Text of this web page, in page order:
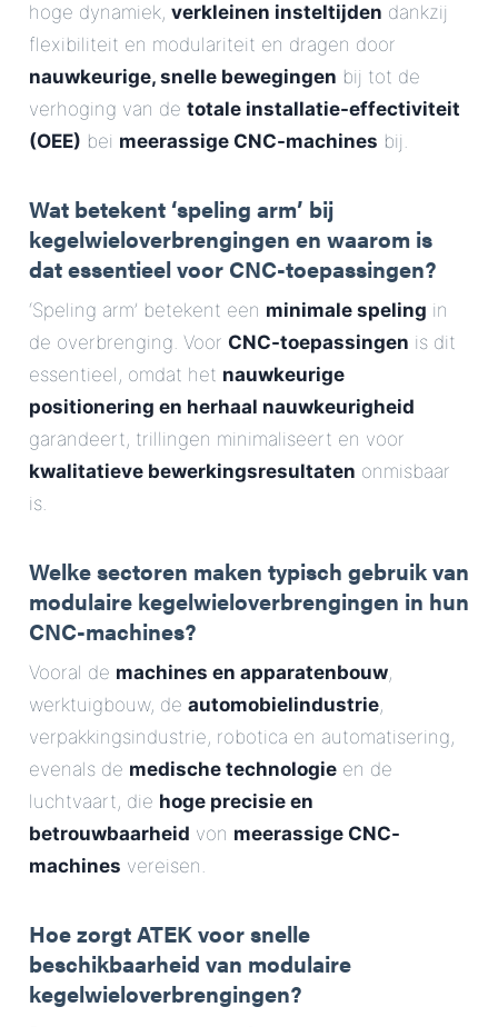
hoge dynamiek, verkleinen insteltijden dankzij
flexibiliteit en modulariteit en dragen door
nauwkeurige, snelle bewegingen bij tot de
verhoging van de totale installatie-effectiviteit
(OEE) bei meerassige CNC-machines bij.
Wat betekent ‘speling arm’ bij
kegelwieloverbrengingen en waarom is
dat essentieel voor CNC-toepassingen?
‘Speling arm’ betekent een minimale speling in
de overbrenging. Voor CNC-toepassingen is dit
essentieel, omdat het nauwkeurige
positionering en herhaal nauwkeurigheid
garandeert, trillingen minimaliseert en voor
kwalitatieve bewerkingsresultaten onmisbaar
is.
Welke sectoren maken typisch gebruik van
modulaire kegelwieloverbrengingen in hun
CNC-machines?
Vooral de machines en apparatenbouw,
werktuigbouw, de automobielindustrie,
verpakkingsindustrie, robotica en automatisering,
evenals de medische technologie en de
luchtvaart, die hoge precisie en
betrouwbaarheid von meerassige CNC-
machines vereisen.
Hoe zorgt ATEK voor snelle
beschikbaarheid van modulaire
kegelwieloverbrengingen?